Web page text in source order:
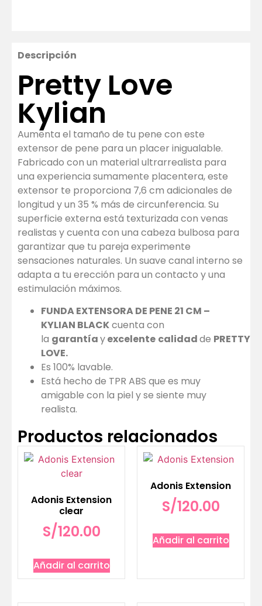
Descripción
Pretty Love
Kylian
Aumenta el tamaño de tu pene con este
extensor de pene para un placer inigualable.
Fabricado con un material ultrarrealista para
una experiencia sumamente placentera, este
extensor te proporciona 7,6 cm adicionales de
longitud y un 35 % más de circunferencia. Su
superficie externa está texturizada con venas
realistas y cuenta con una cabeza bulbosa para
garantizar que tu pareja experimente
sensaciones naturales. Un suave canal interno se
adapta a tu erección para un contacto y una
estimulación máximos.
FUNDA EXTENSORA DE PENE 21 CM –
KYLIAN BLACKcuenta con
la garantíayexcelente calidadde PRETTY
LOVE.
Es 100% lavable.
Está hecho de TPR ABS que es muy
amigable con la piel y se siente muy
realista.
Productos relacionados
Adonis Extension
clear
S/120.00
Añadir al carrito
Adonis Extension
S/120.00
Añadir al carrito